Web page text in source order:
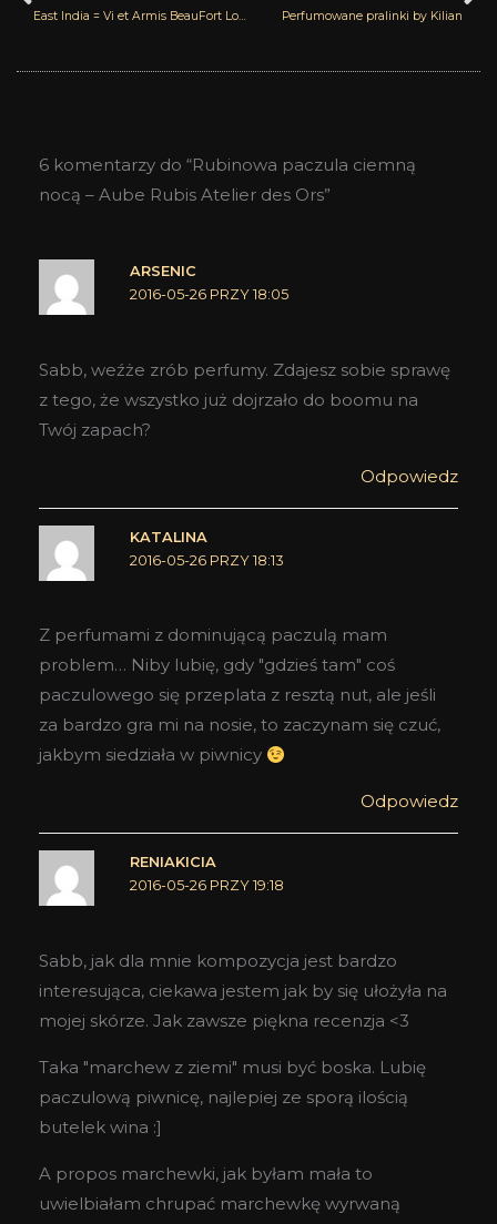
East India = Vi et Armis BeauFort London Perfumowane pralinki by Kilian
6 komentarzy do “Rubinowa paczula ciemną
nocą – Aube Rubis Atelier des Ors”
ARSENIC
2016-05-26 PRZY 18:05
Sabb, weźże zrób perfumy. Zdajesz sobie sprawę
z tego, że wszystko już dojrzało do boomu na
Twój zapach?
Odpowiedz
KATALINA
2016-05-26 PRZY 18:13
Z perfumami z dominującą paczulą mam
problem… Niby lubię, gdy "gdzieś tam" coś
paczulowego się przeplata z resztą nut, ale jeśli
za bardzo gra mi na nosie, to zaczynam się czuć,
jakbym siedziała w piwnicy
Odpowiedz
RENIAKICIA
2016-05-26 PRZY 19:18
Sabb, jak dla mnie kompozycja jest bardzo
interesująca, ciekawa jestem jak by się ułożyła na
mojej skórze. Jak zawsze piękna recenzja <3
Taka "marchew z ziemi" musi być boska. Lubię
paczulową piwnicę, najlepiej ze sporą ilością
butelek wina :]
A propos marchewki, jak byłam mała to
uwielbiałam chrupać marchewkę wyrwaną